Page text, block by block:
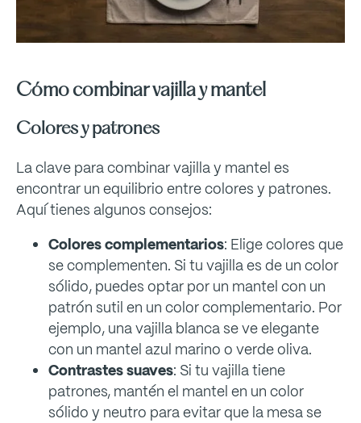
Cómo combinar vajilla y mantel
Colores y patrones
La clave para combinar vajilla y mantel es
encontrar un equilibrio entre colores y patrones.
Aquí tienes algunos consejos:
Colores complementarios: Elige colores que
se complementen. Si tu vajilla es de un color
sólido, puedes optar por un mantel con un
patrón sutil en un color complementario. Por
ejemplo, una vajilla blanca se ve elegante
con un mantel azul marino o verde oliva.
Contrastes suaves: Si tu vajilla tiene
patrones, mantén el mantel en un color
sólido y neutro para evitar que la mesa se